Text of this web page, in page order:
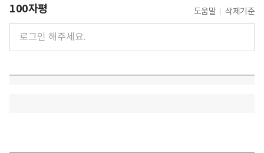
100자평 도움말 삭제기준